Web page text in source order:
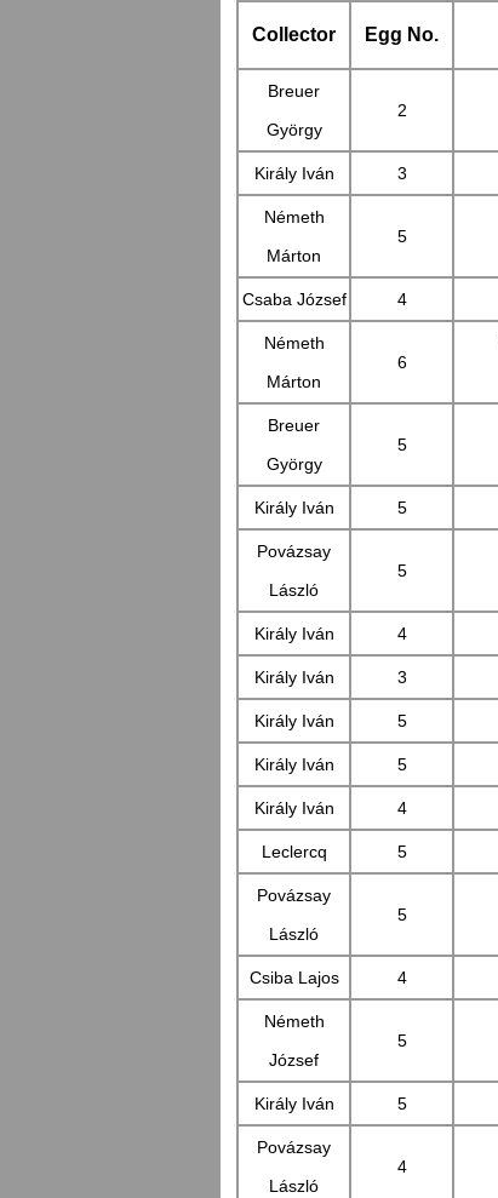
Collector Egg No.
Breuer
György
2
Király Iván 3
Németh
Márton
5
Csaba József 4
Németh
Márton
6
Breuer
György
5
Király Iván 5
Povázsay
László
5
Király Iván 4
Király Iván 3
Király Iván 5
Király Iván 5
Király Iván 4
Leclercq 5
Povázsay
László
5
Csiba Lajos 4
Németh
József
5
Király Iván 5
Povázsay
László
4